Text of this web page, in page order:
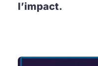
l’impact.